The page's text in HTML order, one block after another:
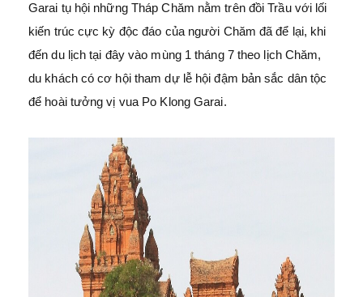
Garai tụ hội những Tháp Chăm nằm trên đồi Trầu với lối
kiến trúc cực kỳ độc đáo của người Chăm đã để lại, khi
đến du lịch tại đây vào mùng 1 tháng 7 theo lịch Chăm,
du khách có cơ hội tham dự lễ hội đậm bản sắc dân tộc
để hoài tưởng vị vua Po Klong Garai.